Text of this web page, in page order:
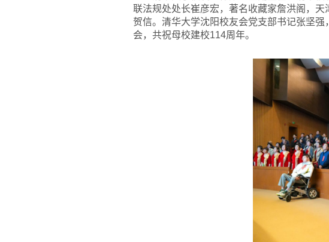
联法规处处长崔彦宏，著名收藏家詹洪阁，
贺信。清华大学沈阳校友会党支部书记张坚
会，共祝母校建校114周年。